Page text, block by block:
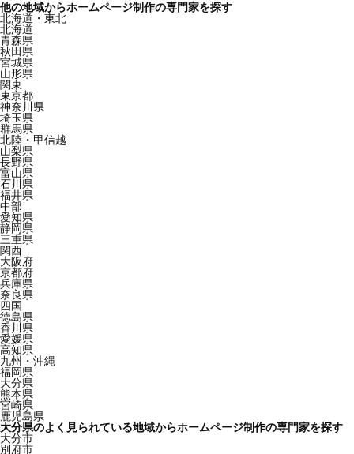
他の地域からホームページ制作の専門家を探す
北海道・東北
北海道
青森県
秋田県
宮城県
山形県
関東
東京都
神奈川県
埼玉県
群馬県
北陸・甲信越
山梨県
長野県
富山県
石川県
福井県
中部
愛知県
静岡県
三重県
関西
大阪府
京都府
兵庫県
奈良県
四国
徳島県
香川県
愛媛県
高知県
九州・沖縄
福岡県
大分県
熊本県
宮崎県
鹿児島県
大分県のよく見られている地域からホームページ制作の専門家を探す
大分市
別府市